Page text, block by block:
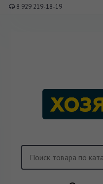
8 929 219-18-19